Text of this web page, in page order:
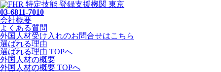
03-6811-7010
会社概要
よくある質問
外国人材受け入れのお問合せはこちら
選ばれる理由
選ばれる理由 TOPへ
外国人材の概要
外国人材の概要 TOPへ